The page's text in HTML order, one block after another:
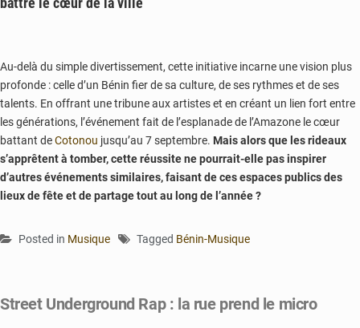
Au-delà du simple divertissement, cette initiative incarne une vision plus
profonde : celle d’un Bénin fier de sa culture, de ses rythmes et de ses
talents. En offrant une tribune aux artistes et en créant un lien fort entre
les générations, l’événement fait de l’esplanade de l’Amazone le cœur
battant deCotonou jusqu’au 7 septembre. Mais alors que les rideaux
s’apprêtent à tomber, cette réussite ne pourrait-elle pas inspirer
d’autres événements similaires, faisant de ces espaces publics des
lieux de fête et de partage tout au long de l’année ?
Posted in Musique Tagged Bénin-Musique
Street Underground Rap : la rue prend le micro